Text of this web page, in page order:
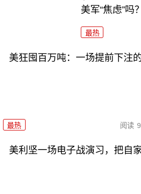
美军“焦虑”吗？
最热
美狂囤百万吨：一场提前下注
最热 阅读
美利坚一场电子战演习，把自